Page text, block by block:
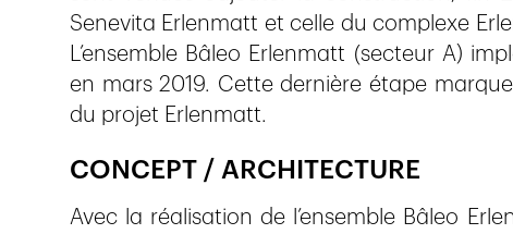
Senevita Erlenmatt et celle du complexe
L’ensemble Bâleo Erlenmatt (secteur A)
en mars 2019. Cette dernière étape
du projet Erlenmatt.
CONCEPT / ARCHITECTURE
Avec la réalisation de l’ensemble Bâleo